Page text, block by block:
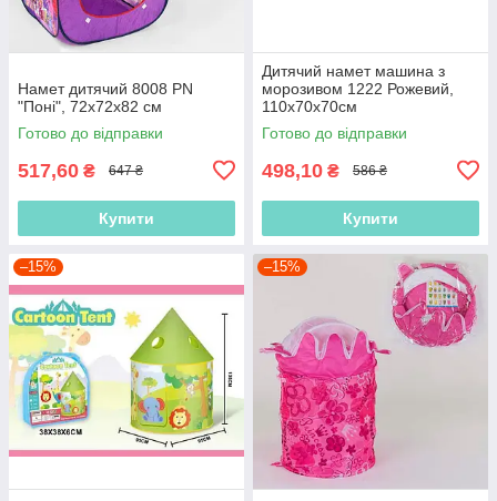
Намет дитячий 8008 PN
"Поні", 72х72х82 см
Готово до відправки
517,60 ₴ 647 ₴
Купити
Дитячий намет машина з
морозивом 1222 Рожевий,
110х70х70см
Готово до відправки
498,10 ₴ 586 ₴
Купити
–15% –15%